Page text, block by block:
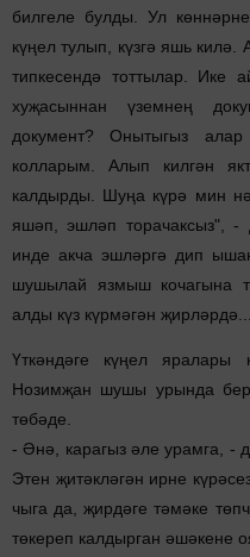
билгеле булды. Ул
күңел тулып, күзгә яшь
типкесендә тоттылар. Ике
хуҗасыннан үземнең
документ? Онытыгыз
колларым. Алып килгән
калдырды. Шуңа күрә мин
яшәп, эшләп торачаксыз",
инде акча эшләргә дип
шушылай язмыш кочагына
алды күз күрмәгән җирләрдә...
Үткәндәге күңел яралары
Нозимҗан шушы урында
төбәде.
- Әнә, карагыз әле урамга, -
Этен җитәкләгән ирне
чыга да, җирдәге тәмәке
төкереп калдырган әшәкене